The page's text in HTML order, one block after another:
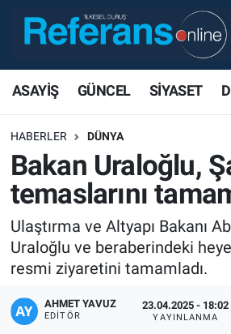
ASAYİŞ GÜNCEL SİYASET
HABERLER DÜNYA
Bakan Uraloğlu,
temaslarını
Ulaştırma ve Altyapı Bakanı
Uraloğlu ve beraberindeki
resmi ziyaretini tamamladı.
AHMET YAVUZ
EDITÖR
23.04.2025 - 18:02
YAYINLANMA